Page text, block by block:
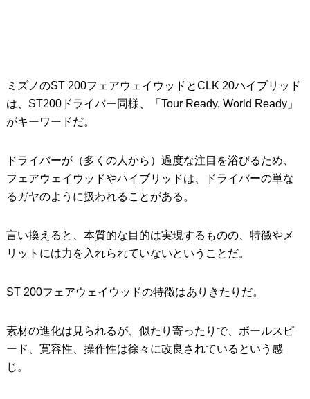
ミズノのST 200フェアウェイウッドとCLK 20ハイブリッド
は、ST200ドライバー同様、「Tour Ready, World Ready」
がキーワードだ。
ドライバーが（多くの人から）過度な注目を浴びるため、
フェアウェイウッドやハイブリッドは、ドライバーの単な
るガヤのように扱われることがある。
言い換えると、本質的な目的は実現するものの、特徴やメ
リットには力を入れられていないということだ。
ST 200フェアウェイウッドの特徴はありきたりだ。
素材の進化は見られるが、似たり寄ったりで、ボールスピ
ード、寛容性、操作性は徐々に改良されているという感
じ。